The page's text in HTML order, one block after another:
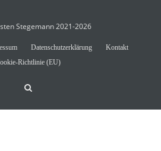
Stegemann 2021-2026
Datenschutzerklärung
Kontakt
Richtlinie (EU)